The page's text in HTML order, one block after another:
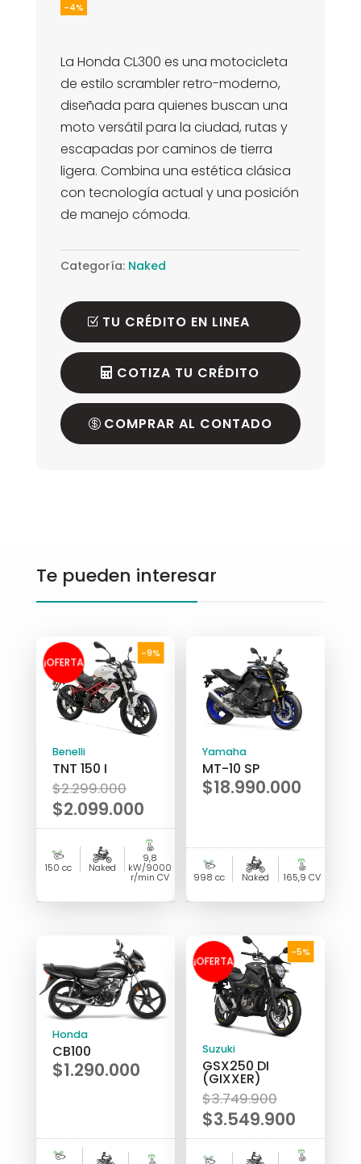
$4.990.000.
-4%
La Honda CL300 es una motocicleta
de estilo scrambler retro-moderno,
diseñada para quienes buscan una
moto versátil para la ciudad, rutas y
escapadas por caminos de tierra
ligera. Combina una estética clásica
con tecnología actual y una posición
de manejo cómoda.
Categoría: Naked
TU CRÉDITO EN LINEA
COTIZA TU CRÉDITO
COMPRAR AL CONTADO
Te pueden interesar
-9%
¡OFERTA
!
Benelli
TNT 150 I
$2.299.000El
precio
original
era:
$2.299.000.
$2.099.000
El
precio
actual
150 cc Naked
9,8
kW/9000
r/min CV
Yamaha
MT-10 SP
$18.990.000
998 cc Naked 165,9 CV
Honda
CB100
$1.290.000
-5%
¡OFERTA
!
Suzuki
GSX250 DI
(GIXXER)
$3.749.900El
precio
original
$3.549.900
El